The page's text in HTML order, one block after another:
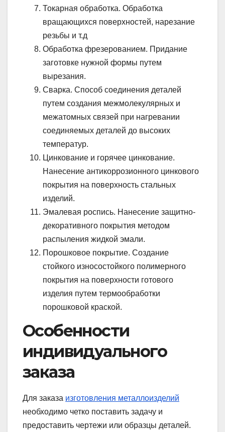
Токарная обработка. Обработка
вращающихся поверхностей, нарезание
резьбы и т.д
Обработка фрезерованием. Придание
заготовке нужной формы путем
вырезания.
Сварка. Способ соединения деталей
путем создания межмолекулярных и
межатомных связей при нагревании
соединяемых деталей до высоких
температур.
Цинкование и горячее цинкование.
Нанесение антикоррозионного цинкового
покрытия на поверхность стальных
изделий.
Эмалевая роспись. Нанесение защитно-
декоративного покрытия методом
распыления жидкой эмали.
Порошковое покрытие. Создание
стойкого износостойкого полимерного
покрытия на поверхности готового
изделия путем термообработки
порошковой краской.
Особенности
индивидуального
заказа
Для заказа изготовления металлоизделий
необходимо четко поставить задачу и
предоставить чертежи или образцы деталей.